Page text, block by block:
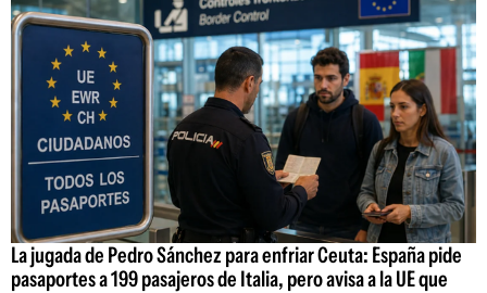
La jugada de Pedro Sánchez para enfriar Ceuta: España pide
pasaportes a 199 pasajeros de Italia, pero avisa a la UE que